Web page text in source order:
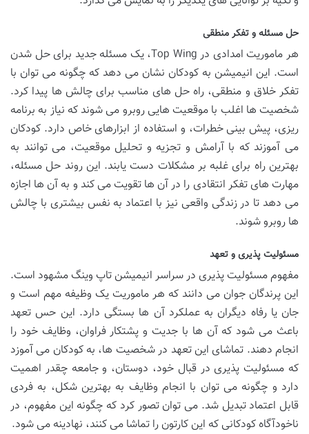
حل مسئله و تفکر منطقی
هر ماموریت امدادی در Top Wing، یک مسئله جدید برای حل شدن
است. این انیمیشن به کودکان نشان می دهد که چگونه می توان با
تفکر خلاق و منطقی، راه حل های مناسب برای چالش ها پیدا کرد.
شخصیت ها اغلب با موقعیت هایی روبرو می شوند که نیاز به برنامه
ریزی، پیش بینی خطرات، و استفاده از ابزارهای خاص دارد. کودکان
می آموزند که با آرامش و تجزیه و تحلیل موقعیت، می توانند به
بهترین راه برای غلبه بر مشکلات دست یابند. این روند حل مسئله،
مهارت های تفکر انتقادی را در آن ها تقویت می کند و به آن ها اجازه
می دهد تا در زندگی واقعی نیز با اعتماد به نفس بیشتری با چالش
ها روبرو شوند.
مسئولیت پذیری و تعهد
مفهوم مسئولیت پذیری در سراسر انیمیشن تاپ وینگ مشهود است.
این پرندگان جوان می دانند که هر ماموریت یک وظیفه مهم است و
جان یا رفاه دیگران به عملکرد آن ها بستگی دارد. این حس تعهد
باعث می شود که آن ها با جدیت و پشتکار فراوان، وظایف خود را
انجام دهند. تماشای این تعهد در شخصیت ها، به کودکان می آموزد
که مسئولیت پذیری در قبال خود، دوستان، و جامعه چقدر اهمیت
دارد و چگونه می توان با انجام وظایف به بهترین شکل، به فردی
قابل اعتماد تبدیل شد. می توان تصور کرد که چگونه این مفهوم، در
ناخودآگاه کودکانی که این کارتون را تماشا می کنند، نهادینه می شود.